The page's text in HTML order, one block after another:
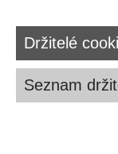
Držitelé
Seznam